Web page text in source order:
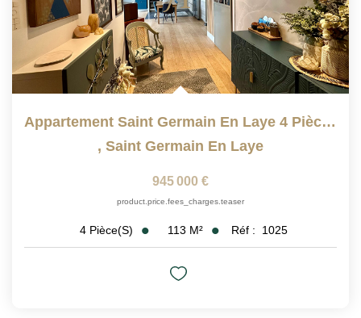
Appartement Saint Germain En Laye 4 Pièce(s) 112 M2
, Saint Germain En Laye
945 000 €
product.price.fees_charges.teaser
4 Pièce(s) 113 M² Réf : 1025